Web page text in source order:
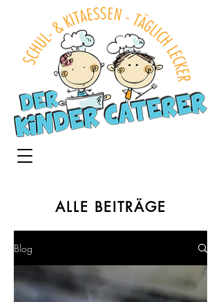
ALLE BEITRÄGE
Blog